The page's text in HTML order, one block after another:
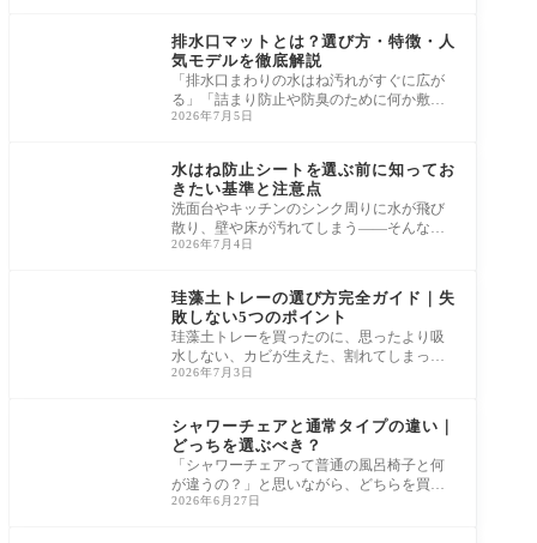
排水口マットとは？選び方・特徴・人
気モデルを徹底解説
「排水口まわりの水はね汚れがすぐに広が
る」「詰まり防止や防臭のために何か敷き
たいけれど、どれを選べばいいかわからな
2026年7月5日
水はね防止シートを選ぶ前に知ってお
きたい基準と注意点
洗面台やキッチンのシンク周りに水が飛び
散り、壁や床が汚れてしまう——そんな悩
みを抱えている方は多いはずです。 毎日拭
2026年7月4日
珪藻土トレーの選び方完全ガイド｜失
敗しない5つのポイント
珪藻土トレーを買ったのに、思ったより吸
水しない、カビが生えた、割れてしまった
——そんな失敗談はよく耳にします。 洗面
2026年7月3日
シャワーチェアと通常タイプの違い｜
どっちを選ぶべき？
「シャワーチェアって普通の風呂椅子と何
が違うの？」と思いながら、どちらを買う
か迷っている方は少なくありません。 介護
2026年6月27日